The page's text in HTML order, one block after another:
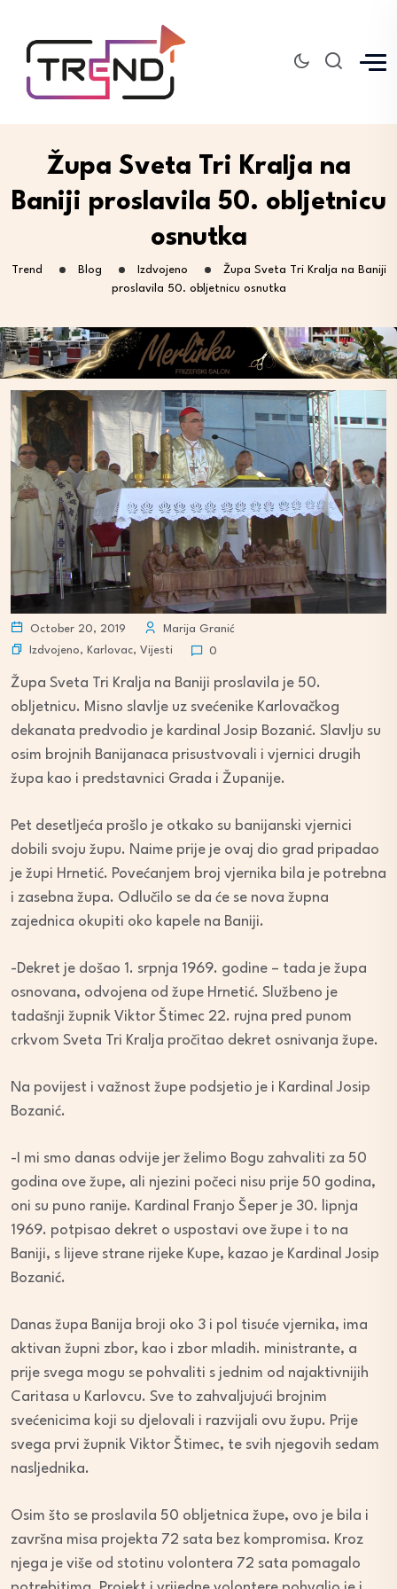
Župa Sveta Tri Kralja na
Baniji proslavila 50. obljetnicu
osnutka
Trend Blog Izdvojeno
Župa Sveta Tri Kralja na Baniji
proslavila 50. obljetnicu osnutka
October 20, 2019
Marija Granić
Izdvojeno, Karlovac, Vijesti 0
Župa Sveta Tri Kralja na Baniji proslavila je 50.
obljetnicu. Misno slavlje uz svećenike Karlovačkog
dekanata predvodio je kardinal Josip Bozanić. Slavlju su
osim brojnih Banijanaca prisustvovali i vjernici drugih
župa kao i predstavnici Grada i Županije.
Pet desetljeća prošlo je otkako su banijanski vjernici
dobili svoju župu. Naime prije je ovaj dio grad pripadao
je župi Hrnetić. Povećanjem broj vjernika bila je potrebna
i zasebna župa. Odlučilo se da će se nova župna
zajednica okupiti oko kapele na Baniji.
-Dekret je došao 1. srpnja 1969. godine – tada je župa
osnovana, odvojena od župe Hrnetić. Službeno je
tadašnji župnik Viktor Štimec 22. rujna pred punom
crkvom Sveta Tri Kralja pročitao dekret osnivanja župe.
Na povijest i važnost župe podsjetio je i Kardinal Josip
Bozanić.
-I mi smo danas odvije jer želimo Bogu zahvaliti za 50
godina ove župe, ali njezini počeci nisu prije 50 godina,
oni su puno ranije. Kardinal Franjo Šeper je 30. lipnja
1969. potpisao dekret o uspostavi ove župe i to na
Baniji, s lijeve strane rijeke Kupe, kazao je Kardinal Josip
Bozanić.
Danas župa Banija broji oko 3 i pol tisuće vjernika, ima
aktivan župni zbor, kao i zbor mladih. ministrante, a
prije svega mogu se pohvaliti s jednim od najaktivnijih
Caritasa u Karlovcu. Sve to zahvaljujući brojnim
svećenicima koji su djelovali i razvijali ovu župu. Prije
svega prvi župnik Viktor Štimec, te svih njegovih sedam
nasljednika.
Osim što se proslavila 50 obljetnica župe, ovo je bila i
završna misa projekta 72 sata bez kompromisa. Kroz
njega je više od stotinu volontera 72 sata pomagalo